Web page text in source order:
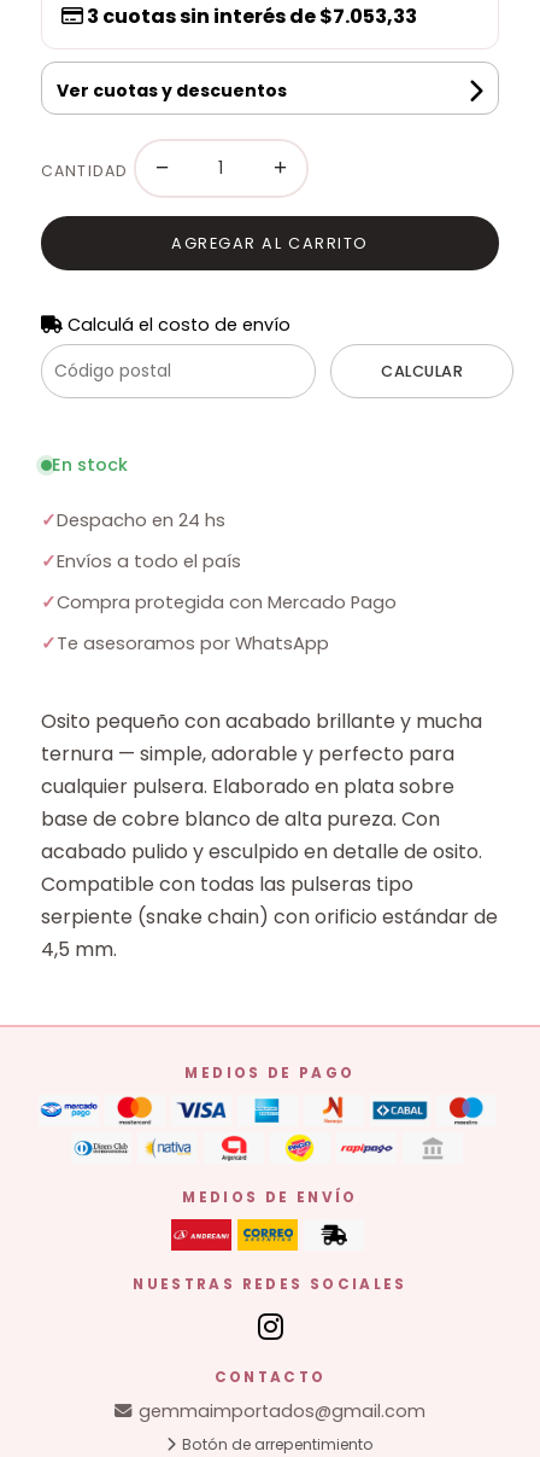
3 cuotas sin interés de$7.053,33
Ver cuotas y descuentos
CANTIDAD − +
AGREGAR AL CARRITO
Calculá el costo de envío
CALCULAR
En stock
✓Despacho en 24 hs
✓Envíos a todo el país
✓Compra protegida con Mercado Pago
✓Te asesoramos por WhatsApp
Osito pequeño con acabado brillante y mucha
ternura — simple, adorable y perfecto para
cualquier pulsera. Elaborado en plata sobre
base de cobre blanco de alta pureza. Con
acabado pulido y esculpido en detalle de osito.
Compatible con todas las pulseras tipo
serpiente (snake chain) con orificio estándar de
4,5 mm.
MEDIOS DE PAGO
MEDIOS DE ENVÍO
NUESTRAS REDES SOCIALES
CONTACTO
gemmaimportados@gmail.com
Botón de arrepentimiento